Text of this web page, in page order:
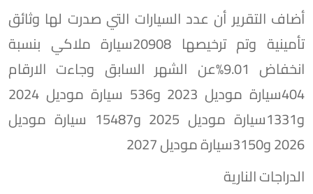
أضاف التقرير أن عدد السيارات التي صدرت لها وثائق
تأمينية وتم ترخيصها 20908سيارة ملاكي بنسبة
انخفاض 9.01%عن الشهر السابق وجاءت الارقام
404سيارة موديل 2023 و536 سيارة موديل 2024
و1331سيارة موديل 2025 و15487 سيارة موديل
2026 و3150سيارة موديل 2027
الدراجات النارية